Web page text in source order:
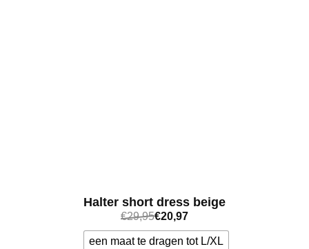
Halter short dress beige
€29,95€20,97
een maat te dragen tot L/XL